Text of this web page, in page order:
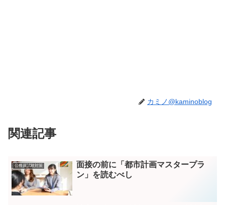
カミノ@kaminoblog
関連記事
公務員試験対策
面接の前に「都市計画マスタープラ
ン」を読むべし